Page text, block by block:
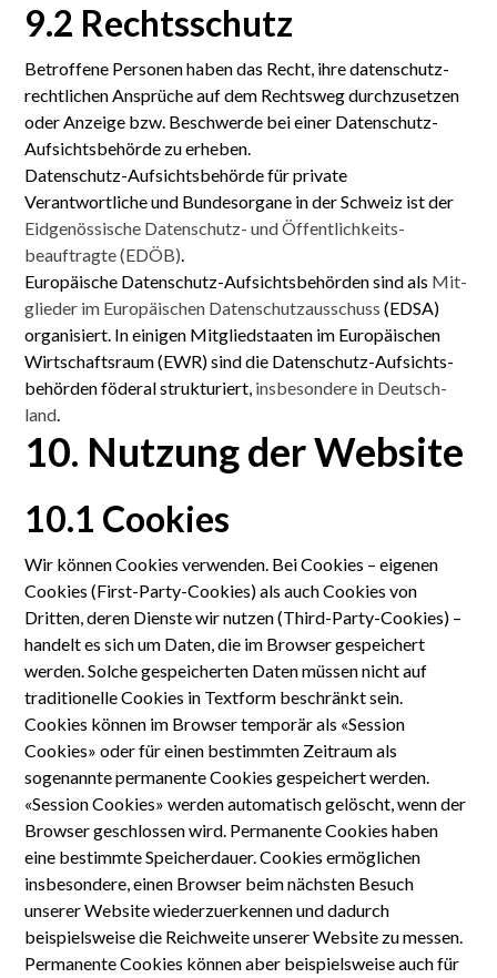
9.2 Rechtsschutz
Betroffene Personen haben das Recht, ihre daten­schutz­
rechtlichen Ansprüche auf dem Recht­sweg durch­zusetzen
oder Anzeige bzw. Beschwerde bei einer Daten­schutz-
Auf­sichts­behörde zu erheben.
Daten­schutz-Aufsichts­behörde für private
Verantwortliche und Bundes­organe in der Schweiz ist der
Eid­genössische Daten­schutz- und Öffentlich­keits­
beauftragte (EDÖB).
Europäische Daten­schutz-Aufsichts­behörden sind als Mit­
glieder im Euro­päischen Daten­schutz­ausschuss (EDSA)
organisiert. In einigen Mitglied­staaten im Euro­päischen
Wirtschafts­raum (EWR) sind die Daten­schutz-Auf­sichts­
behörden föderal strukturiert, insbesondere in Deutsch­
land.
10. Nutzung der Website
10.1 Cookies
Wir können Cookies verwenden. Bei Cookies – eigenen
Cookies (First-Party-Cookies) als auch Cookies von
Dritten, deren Dienste wir nutzen (Third-Party-Cookies) –
handelt es sich um Daten, die im Browser gespeichert
werden. Solche gespeicherten Daten müssen nicht auf
traditionelle Cookies in Textform beschränkt sein.
Cookies können im Browser temporär als «Session
Cookies» oder für einen bestimmten Zeitraum als
sogenannte permanente Cookies gespeichert werden.
«Session Cookies» werden automatisch gelöscht, wenn der
Browser geschlossen wird. Permanente Cookies haben
eine bestimmte Speicher­dauer. Cookies ermöglichen
insbesondere, einen Browser beim nächsten Besuch
unserer Website wiederzuerkennen und dadurch
beispielsweise die Reich­weite unserer Website zu messen.
Permanente Cookies können aber beispiels­weise auch für